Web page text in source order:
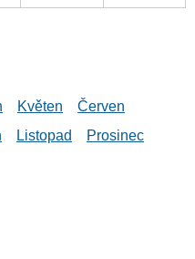
Květen
Červen
Listopad Prosinec